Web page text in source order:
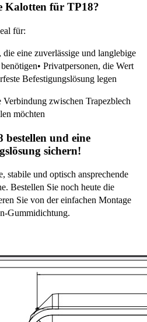
Kalotten für TP18?
für:
eine zuverlässige und langlebige
Privatpersonen, die Wert
Befestigungslösung legen
Verbindung zwischen Trapezblech
möchten
und eine
sichern!
stabile und optisch ansprechende
Bestellen Sie noch heute die
Sie von der einfachen Montage
Gummidichtung.